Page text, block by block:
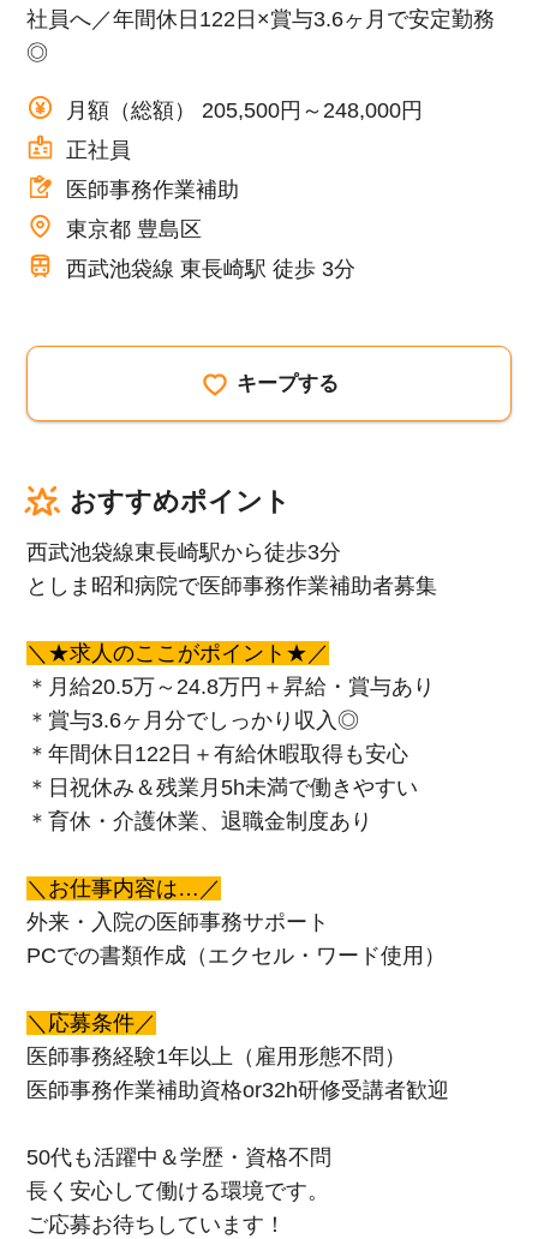
社員へ／年間休日122日×賞与3.6ヶ月で安定勤務
◎
月額（総額） 205,500円～248,000円
正社員
医師事務作業補助
東京都 豊島区
西武池袋線 東長崎駅 徒歩 3分
キープする
おすすめポイント
西武池袋線東長崎駅から徒歩3分
としま昭和病院で医師事務作業補助者募集
＼★求人のここがポイント★／
＊月給20.5万～24.8万円＋昇給・賞与あり
＊賞与3.6ヶ月分でしっかり収入◎
＊年間休日122日＋有給休暇取得も安心
＊日祝休み＆残業月5h未満で働きやすい
＊育休・介護休業、退職金制度あり
＼お仕事内容は…／
外来・入院の医師事務サポート
PCでの書類作成（エクセル・ワード使用）
＼応募条件／
医師事務経験1年以上（雇用形態不問）
医師事務作業補助資格or32h研修受講者歓迎
50代も活躍中＆学歴・資格不問
長く安心して働ける環境です。
ご応募お待ちしています！